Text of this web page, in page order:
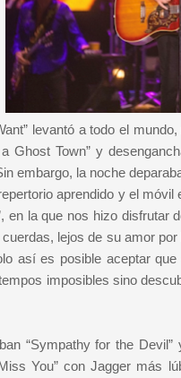
levantó a todo el
Ghost Town” y
embargo, la noche
aprendido y el
en la que nos hizo
lejos de su amor
así es posible aceptar
imposibles sino
“Sympathy for the
You” con Jagger más